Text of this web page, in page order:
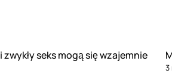
seks mogą się wzajemnie
3